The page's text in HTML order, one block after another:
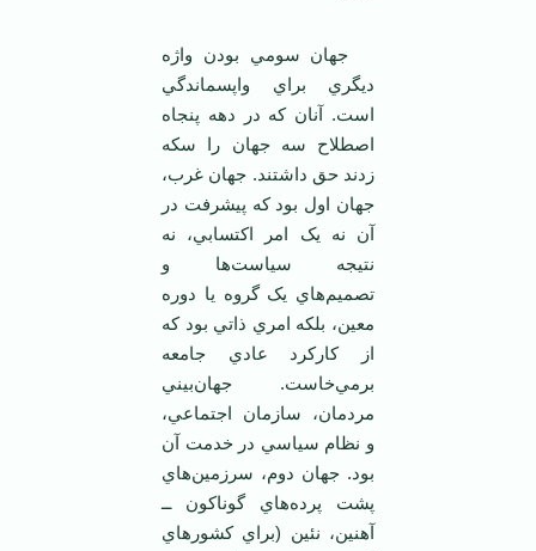
جهان سومي بودن واژه
ديگري براي واپسماندگي
است. آنان که در دهه پنجاه
اصطلاح سه جهان را سکه
زدند حق داشتند. جهان غرب،
جهان اول بود که پيشرفت در
آن نه يک امر اکتسابي، نه
نتيجه سياست‌ها و
تصميم‌هاي يک گروه يا دوره
معين، بلکه امري ذاتي بود که
از کارکرد عادي جامعه
برمي‌خاست. جهان‌بيني
مردمان، سازمان اجتماعي،
و نظام سياسي در خدمت آن
بود. جهان دوم، سرزمين‌هاي
پشت پرده‌هاي گوناکون ــ
آهنين، نئين (براي کشورهاي